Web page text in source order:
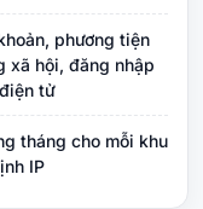
phương tiện
xã hội, đăng nhập
tử
tháng cho mỗi khu
IP